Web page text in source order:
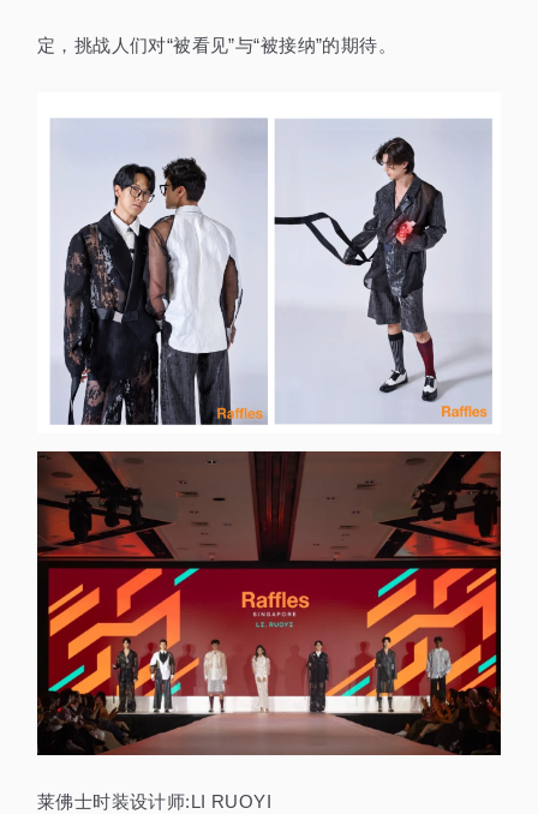
定，挑战人们对“被看见”与“被接纳”的期待。
莱佛士时装设计师:LI RUOYI